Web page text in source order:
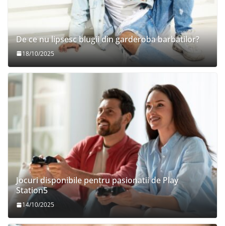
De ce nu lipsesc blugii din garderoba barbatilor?
18/10/2025
Jocuri disponibile pentru pasionatii de Play
Station5
14/10/2025